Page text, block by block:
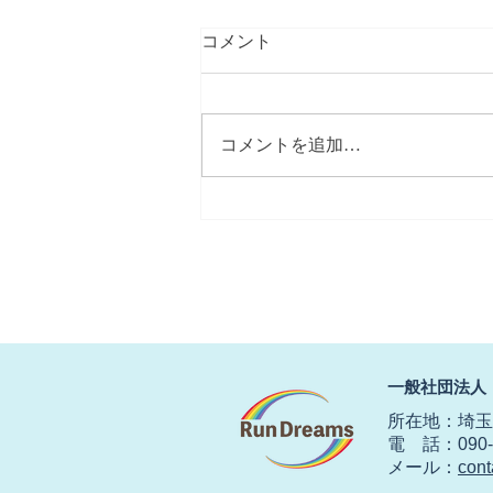
コメント
コメントを追加…
​一般社団法人
所在地：埼
電 話：090-
​メール：